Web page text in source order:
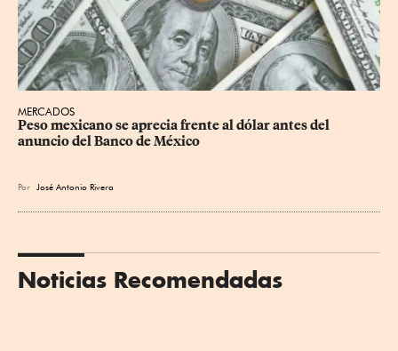
MERCADOS
Peso mexicano se aprecia frente al dólar antes del
anuncio del Banco de México
Por José Antonio Rivera
Noticias Recomendadas